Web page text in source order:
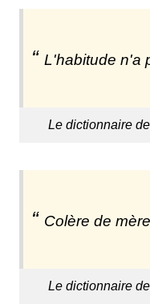
L'habitude n'a
Le dictionnaire
Colère de
Le dictionnaire